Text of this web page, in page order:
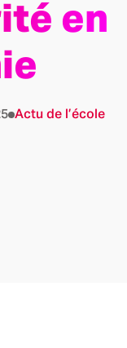
en
Actu de l’école